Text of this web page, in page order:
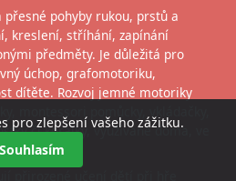
pohyby rukou, prstů a
kreslení, stříhání, zapínání
předměty. Je důležitá pro
úchop, grafomotoriku,
dítěte. Rozvoj jemné motoriky
či korálky, využívané doma, ve
pro zlepšení vašeho zážitku.
Souhlasím